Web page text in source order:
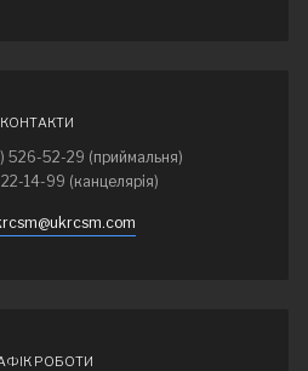
КОНТАКТИ
526-52-29 (приймальня)
14-99 (канцелярія)
РОБОТИ